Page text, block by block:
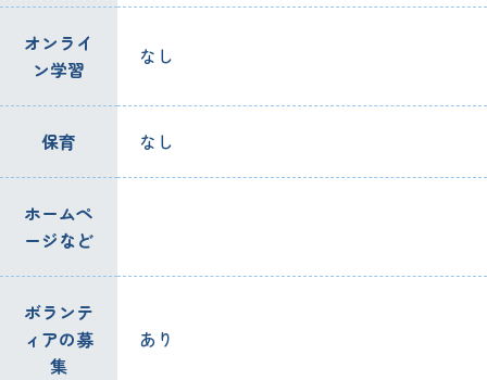
オンライ
ン学習
なし
保育 なし
ホームペ
ージなど
ボランテ
ィアの募
集
あり